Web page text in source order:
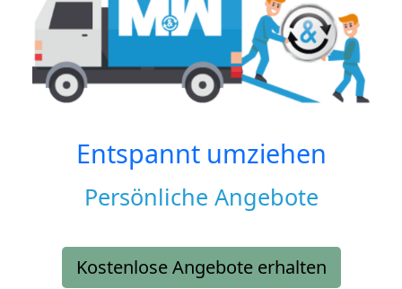
Entspannt umziehen
Persönliche Angebote
Kostenlose Angebote erhalten